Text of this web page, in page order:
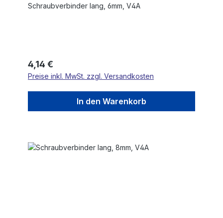
Schraubverbinder lang, 6mm, V4A
Regulärer Preis:
4,14 €
Preise inkl. MwSt. zzgl. Versandkosten
In den Warenkorb